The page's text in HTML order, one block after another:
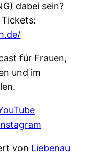
dabei sein?
für Frauen,
und im
von Liebenau